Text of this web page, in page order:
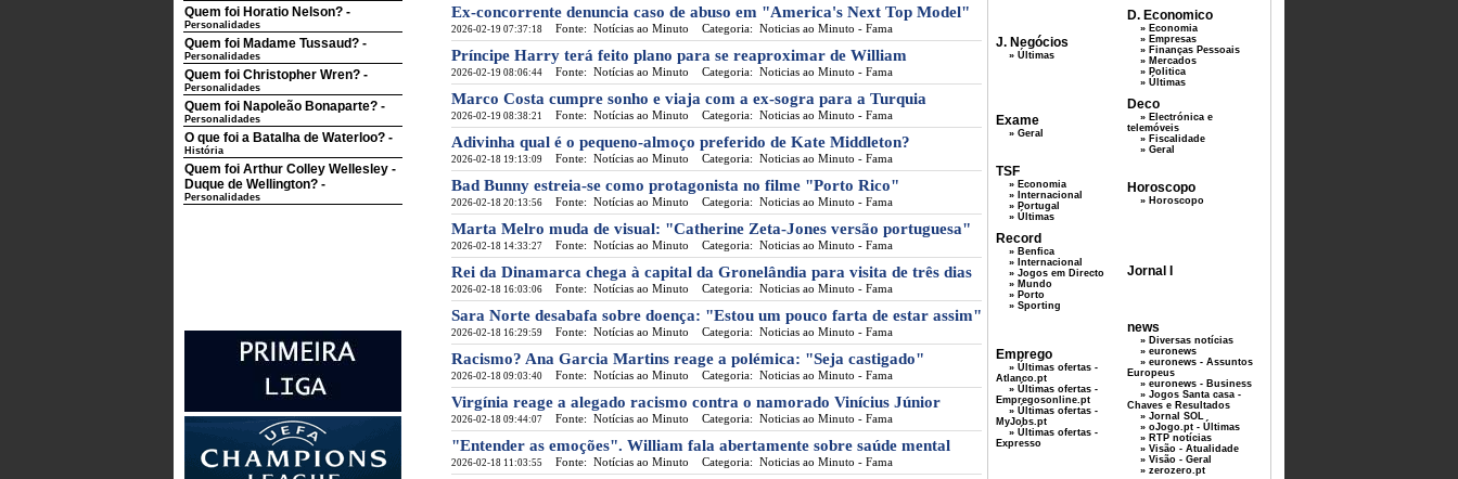
Quem foi Horatio Nelson? -
Personalidades
Quem foi Madame Tussaud? -
Personalidades
Quem foi Christopher Wren? -
Personalidades
Quem foi Napoleão Bonaparte? -
Personalidades
O que foi a Batalha de Waterloo? -
História
Quem foi Arthur Colley Wellesley -
Duque de Wellington? -
Personalidades
Ex-concorrente denuncia caso de abuso em "America's Next Top Model"
2026-02-19 07:37:18 Fonte: Notícias ao Minuto Categoria: Noticias ao Minuto - Fama
Príncipe Harry terá feito plano para se reaproximar de William
2026-02-19 08:06:44 Fonte: Notícias ao Minuto Categoria: Noticias ao Minuto - Fama
Marco Costa cumpre sonho e viaja com a ex-sogra para a Turquia
2026-02-19 08:38:21 Fonte: Notícias ao Minuto Categoria: Noticias ao Minuto - Fama
Adivinha qual é o pequeno-almoço preferido de Kate Middleton?
2026-02-18 19:13:09 Fonte: Notícias ao Minuto Categoria: Noticias ao Minuto - Fama
Bad Bunny estreia-se como protagonista no filme "Porto Rico"
2026-02-18 20:13:56 Fonte: Notícias ao Minuto Categoria: Noticias ao Minuto - Fama
Marta Melro muda de visual: "Catherine Zeta-Jones versão portuguesa"
2026-02-18 14:33:27 Fonte: Notícias ao Minuto Categoria: Noticias ao Minuto - Fama
Rei da Dinamarca chega à capital da Gronelândia para visita de três dias
2026-02-18 16:03:06 Fonte: Notícias ao Minuto Categoria: Noticias ao Minuto - Fama
Sara Norte desabafa sobre doença: "Estou um pouco farta de estar assim"
2026-02-18 16:29:59 Fonte: Notícias ao Minuto Categoria: Noticias ao Minuto - Fama
Racismo? Ana Garcia Martins reage a polémica: "Seja castigado"
2026-02-18 09:03:40 Fonte: Notícias ao Minuto Categoria: Noticias ao Minuto - Fama
Virgínia reage a alegado racismo contra o namorado Vinícius Júnior
2026-02-18 09:44:07 Fonte: Notícias ao Minuto Categoria: Noticias ao Minuto - Fama
"Entender as emoções". William fala abertamente sobre saúde mental
2026-02-18 11:03:55 Fonte: Notícias ao Minuto Categoria: Noticias ao Minuto - Fama
J. Negócios
» Últimas
D. Economico
» Economia
» Empresas
» Finanças Pessoais
» Mercados
» Politica
» Últimas
Exame
» Geral
Deco
» Electrónica e
telemóveis
» Fiscalidade
» Geral
TSF
» Economia
» Internacional
» Portugal
» Últimas
Horoscopo
» Horoscopo
Record
» Benfica
» Internacional
» Jogos em Directo
» Mundo
» Porto
» Sporting
Jornal I
Emprego
» Últimas ofertas -
Atlanco.pt
» Últimas ofertas -
Empregosonline.pt
» Últimas ofertas -
MyJobs.pt
» Últimas ofertas -
Expresso
news
» Diversas notícias
» euronews
» euronews - Assuntos
Europeus
» euronews - Business
» Jogos Santa casa -
Chaves e Resultados
» Jornal SOL
» oJogo.pt - Últimas
» RTP notícias
» Visão - Atualidade
» Visão - Geral
» zerozero.pt